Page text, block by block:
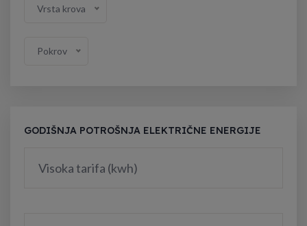
Vrsta krova
Pokrov
GODIŠNJA POTROŠNJA ELEKTRIČNE ENERGIJE